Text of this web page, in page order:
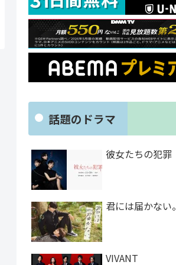
話題のドラマ
彼女たちの犯罪
君には届かない。
VIVANT